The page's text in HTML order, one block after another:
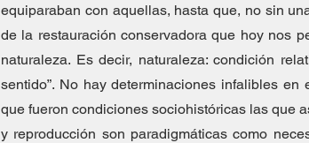
equiparaban con aquellas, hasta que, no sin
de la restauración conservadora que hoy nos
naturaleza. Es decir, naturaleza: condición
sentido”. No hay determinaciones infalibles
que fueron condiciones sociohistóricas las que
y reproducción son paradigmáticas como